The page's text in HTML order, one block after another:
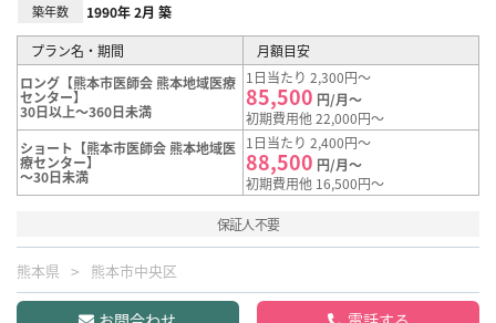
築年数 1990年 2月 築
プラン名・期間
月額目安
ロング【熊本市医師会 熊本地域医療
センター】
30日以上～360日未満
1日当たり 2,300円～
85,500 円/月～
初期費用他 22,000円～
ショート【熊本市医師会 熊本地域医
療センター】
～30日未満
1日当たり 2,400円～
88,500 円/月～
初期費用他 16,500円～
保証人不要
熊本県 熊本市中央区